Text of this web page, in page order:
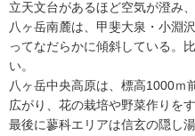
立天文台があるほど空気が澄み
八ヶ岳南麓は、甲斐大泉・小淵
ってなだらかに傾斜している。
い。
八ヶ岳中央高原は、標高1000ｍ
広がり、花の栽培や野菜作りをす
最後に蓼科エリアは信玄の隠し